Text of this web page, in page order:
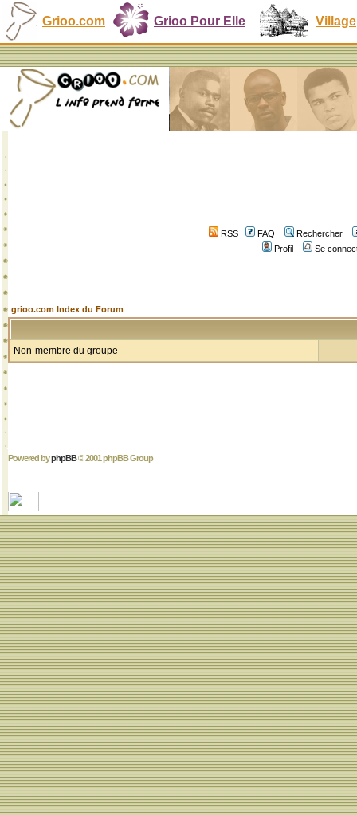
Grioo.com Grioo Pour Elle Village
RSS FAQ
Rechercher
Profil
Se
grioo.com Index du Forum
Non-membre du groupe
Powered byphpBB© 2001 phpBB Group